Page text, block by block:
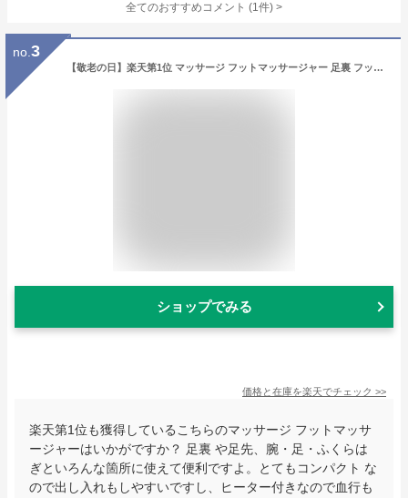
全てのおすすめコメント (1件) >
no. 3
【敬老の日】楽天第1位 マッサージ フットマッサージャー 足裏 フットマッサージ 小型 足先 腕・足・ふくらはぎ コンパクト ヒーター 足マッサージ ヒーター機能搭載 ホット 疲労解消 血行促進ス 美脚 健康器具 グッズ プレゼント 父の日 敬老の日
ショップでみる
価格と在庫を楽天でチェック >>
楽天第1位も獲得しているこちらのマッサージ フットマッサ
ージャーはいかがですか？ 足裏 や足先、腕・足・ふくらは
ぎといろんな箇所に使えて便利ですよ。とてもコンパクト な
ので出し入れもしやすいですし、ヒーター付きなので血行も